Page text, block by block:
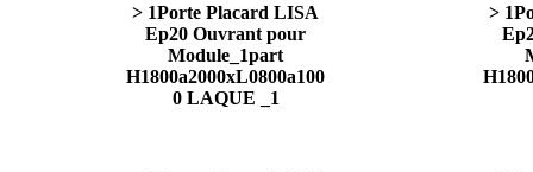
> 1Porte Placard LISA
Ep20 Ouvrant pour
Module_1part
H1800a2000xL0800a100
0 LAQUE _1
>